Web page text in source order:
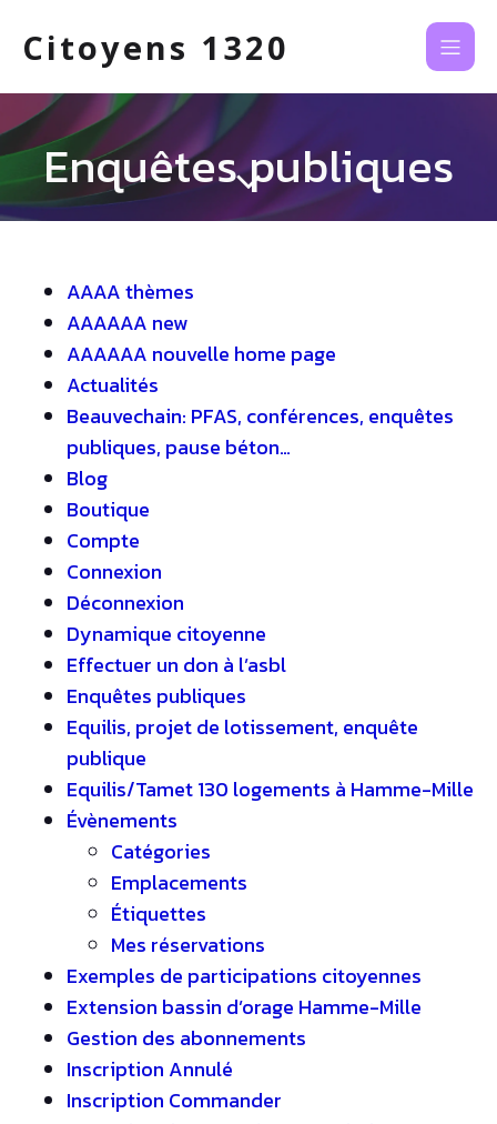
Citoyens 1320
Enquêtes publiques
AAAA thèmes
AAAAAA new
AAAAAA nouvelle home page
Actualités
Beauvechain: PFAS, conférences, enquêtes
publiques, pause béton…
Blog
Boutique
Compte
Connexion
Déconnexion
Dynamique citoyenne
Effectuer un don à l’asbl
Enquêtes publiques
Equilis, projet de lotissement, enquête
publique
Equilis/Tamet 130 logements à Hamme-Mille
Évènements
Catégories
Emplacements
Étiquettes
Mes réservations
Exemples de participations citoyennes
Extension bassin d’orage Hamme-Mille
Gestion des abonnements
Inscription Annulé
Inscription Commander